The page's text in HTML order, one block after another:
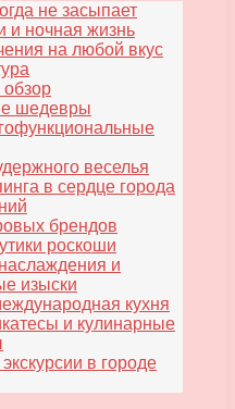
не засыпает
и ночная жизнь
на любой вкус
обзор
шедевры
веселья
в сердце города
брендов
роскоши
и
изыски
кухня
и кулинарные
в городе